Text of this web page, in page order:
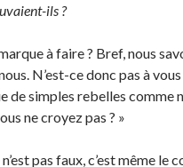
ils ?
à faire ? Bref, nous
N’est-ce donc pas à
de simples rebelles comme
ne croyez pas ? »
pas faux, c’est même le